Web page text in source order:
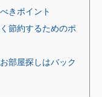
きポイント
節約するためのポ
部屋探しはバック